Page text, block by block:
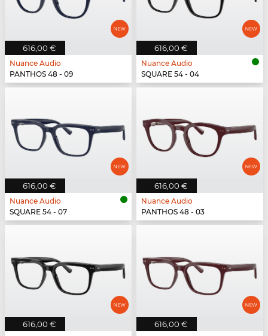
616,00 €
Nuance Audio
PANTHOS 48 - 09
616,00 €
Nuance Audio
SQUARE 54 - 04
616,00 €
Nuance Audio
SQUARE 54 - 07
616,00 €
Nuance Audio
PANTHOS 48 - 03
616,00 € 616,00 €